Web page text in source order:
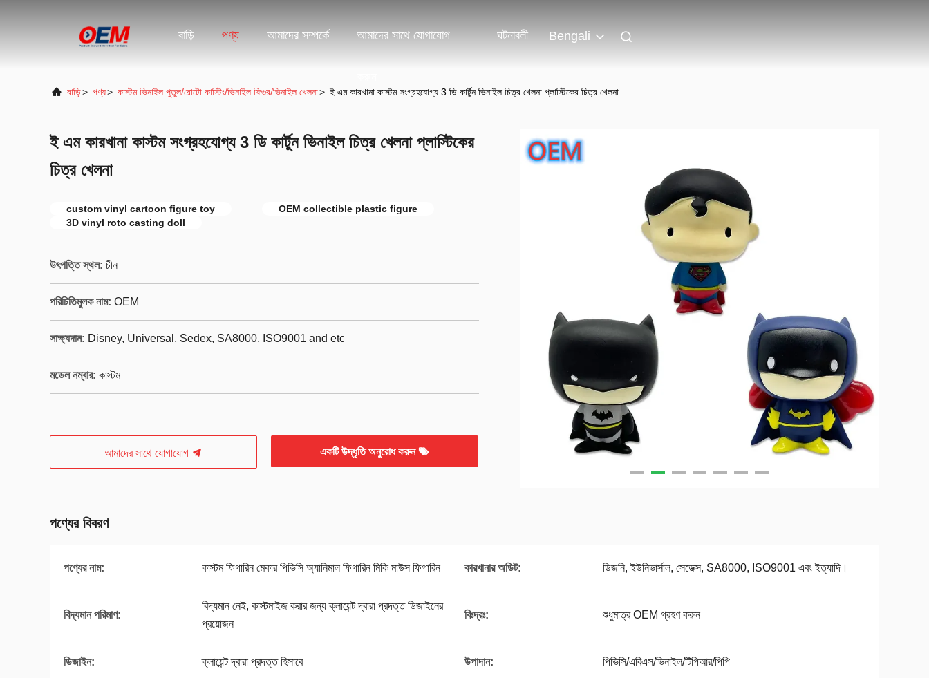
বাড়ি পণ্য আমাদের সম্পর্কে আমাদের সাথে যোগাযোগ ঘটনাবলী Bengali
বাড়ি> পণ্য> কাস্টম ভিনাইল পুতুল/রোটো কাস্টিং/ভিনাইল ফিগুর/ভিনাইল খেলনা> ই এম কারখানা কাস্টম সংগ্রহযোগ্য 3 ডি কার্টুন ভিনাইল চিত্র খেলনা প্লাস্টিকের চিত্র খেলনা
ই এম কারখানা কাস্টম সংগ্রহযোগ্য 3 ডি কার্টুন ভিনাইল চিত্র খেলনা প্লাস্টিকের
চিত্র খেলনা
custom vinyl cartoon figure toy
OEM collectible plastic figure
3D vinyl roto casting doll
উৎপত্তি স্থল: চীন
পরিচিতিমুলক নাম: OEM
সাক্ষ্যদান: Disney, Universal, Sedex, SA8000, ISO9001 and etc
মডেল নম্বার: কাস্টম
আমাদের সাথে যোগাযোগ একটি উদ্ধৃতি অনুরোধ করুন
পণ্যের বিবরণ
পণ্যের নাম: কাস্টম ফিগারিন মেকার পিভিসি অ্যানিমাল ফিগারিন মিকি মাউস ফিগারিন কারখানার অডিট: ডিজনি, ইউনিভার্সাল, সেডেক্স, SA8000, ISO9001 এবং ইত্যাদি।
বিদ্যমান পরিমাণ:
বিদ্যমান নেই, কাস্টমাইজ করার জন্য ক্লায়েন্ট দ্বারা প্রদত্ত ডিজাইনের
প্রয়োজন
বিঃদ্রঃ: শুধুমাত্র OEM গ্রহণ করুন
ডিজাইন: ক্লায়েন্ট দ্বারা প্রদত্ত হিসাবে উপাদান: পিভিসি/এবিএস/ভিনাইল/টিপিআর/পিপি